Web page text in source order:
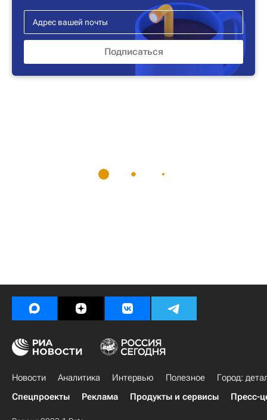
Новости Аналитика Интервью Полезное
Город:
Спецпроекты
Реклама Продукты и сервисы Пресс-